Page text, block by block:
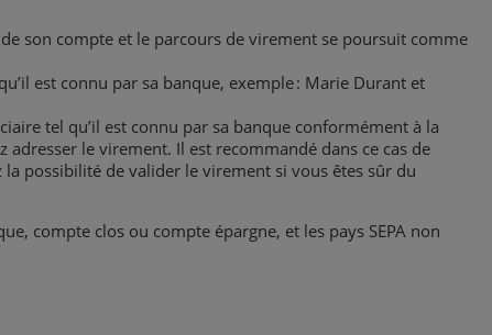
son compte et le parcours de virement se poursuit comme
est connu par sa banque, exemple : Marie Durant et
tel qu’il est connu par sa banque conformément à la
le virement. Il est recommandé dans ce cas de
possibilité de valider le virement si vous êtes sûr du
compte clos ou compte épargne, et les pays SEPA non